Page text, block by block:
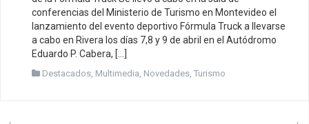
conferencias del Ministerio de Turismo en Montevideo el
lanzamiento del evento deportivo Fórmula Truck a llevarse
a cabo en Rivera los días 7,8 y 9 de abril en el Autódromo
Eduardo P. Cabera, […]
Destacados Multimedia Novedades Turismo